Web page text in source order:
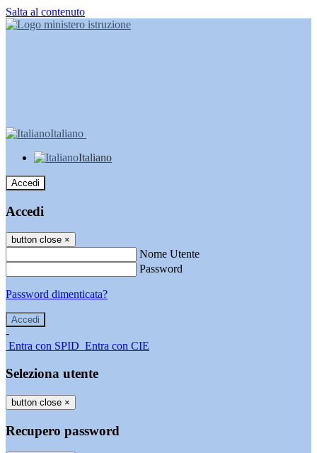
Salta al contenuto
Italiano
Italiano
Accedi
Accedi
button close ×
Nome Utente
Password
Password dimenticata?
-
Entra con SPID Entra con CIE
Seleziona utente
button close ×
Recupero password